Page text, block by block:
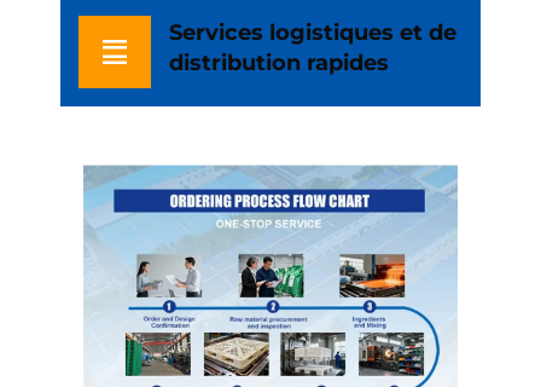
Services logistiques et de
distribution rapides